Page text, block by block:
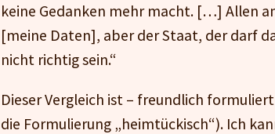
keine Gedanken mehr macht. […] Allen
[meine Daten], aber der Staat, der darf
nicht richtig sein.“
Dieser Vergleich ist – freundlich
die Formulierung „heimtückisch“). Ich